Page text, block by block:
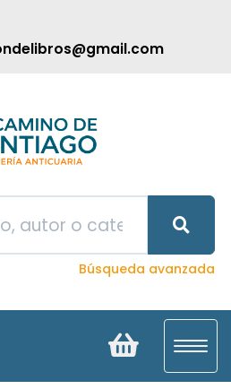
Búsqueda avanzada